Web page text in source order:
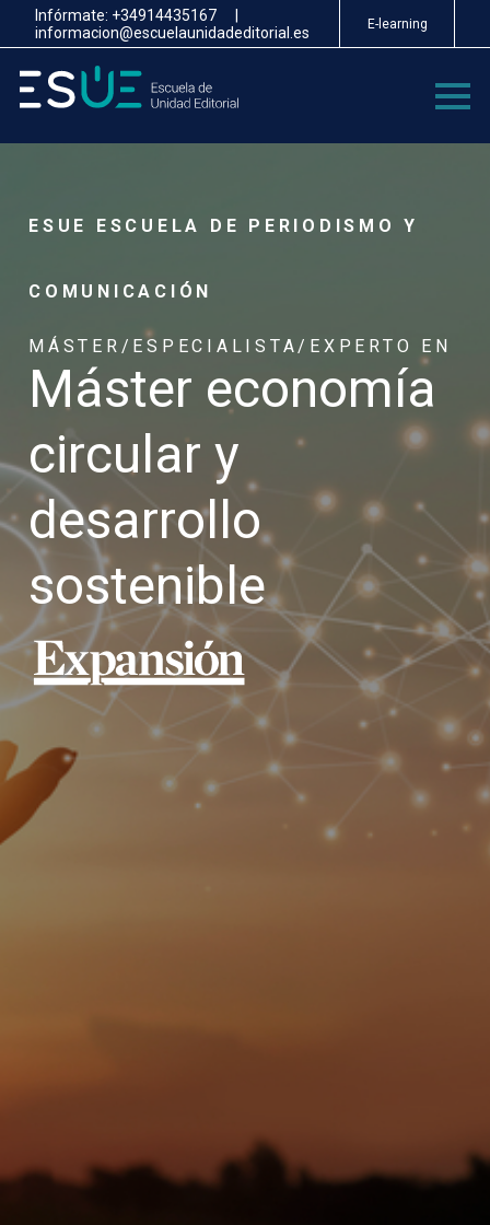
Pasar
contenido
principal
Infórmate: +34914435167
|
informacion@escuelaunidadeditorial.es
E-learning
ESUE ESCUELA DE PERIODISMO Y
COMUNICACIÓN
MÁSTER/ESPECIALISTA/EXPERTO EN
Máster economía
circular y
desarrollo
sostenible